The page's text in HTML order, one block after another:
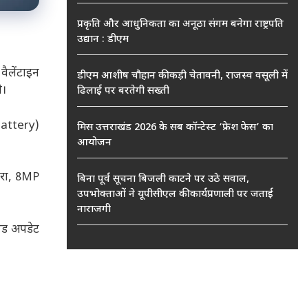
8MP
अपडेट
प्रकृति और आधुनिकता का अनूठा संगम बनेगा राष्ट्रपति
उद्यान : डीएम
डीएम आशीष चौहान की कड़ी चेतावनी, राजस्व वसूली में
ढिलाई पर बरतेगी सख्ती
मिस उत्तराखंड 2026 के सब कॉन्टेस्ट ‘फ्रेश फेस’ का
आयोजन
बिना पूर्व सूचना बिजली काटने पर उठे सवाल,
उपभोक्ताओं ने यूपीसीएल की कार्यप्रणाली पर जताई
नाराजगी